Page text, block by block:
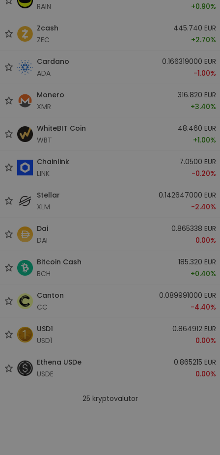
RAIN
+0.90%
Zcash
ZEC
445.740 EUR
+2.70%
Cardano
ADA
0.166319000 EUR
-1.00%
Monero
XMR
316.820 EUR
+3.40%
WhiteBIT Coin
WBT
48.460 EUR
+1.00%
Chainlink
LINK
7.0500 EUR
-0.20%
Stellar
XLM
0.142647000 EUR
-2.40%
Dai
DAI
0.865338 EUR
0.00%
Bitcoin Cash
BCH
185.320 EUR
+0.40%
Canton
CC
0.089991000 EUR
-4.40%
USD1
USD1
0.864912 EUR
0.00%
Ethena USDe
USDE
0.865215 EUR
0.00%
25 kryptovalutor